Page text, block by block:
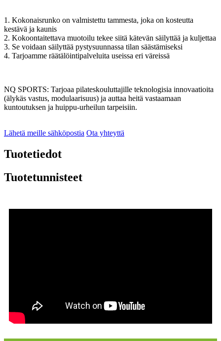
1. Kokonaisrunko on valmistettu tammesta, joka on kosteutta
kestävä ja kaunis
2. Kokoontaitettava muotoilu tekee siitä kätevän säilyttää ja kuljettaa
3. Se voidaan säilyttää pystysuunnassa tilan säästämiseksi
4. Tarjoamme räätälöintipalveluita useissa eri väreissä
NQ SPORTS: Tarjoaa pilateskouluttajille teknologisia innovaatioita
(älykäs vastus, modulaarisuus) ja auttaa heitä vastaamaan
kuntoutuksen ja huippu-urheilun tarpeisiin.
Lähetä meille sähköpostia Ota yhteyttä
Tuotetiedot
Tuotetunnisteet